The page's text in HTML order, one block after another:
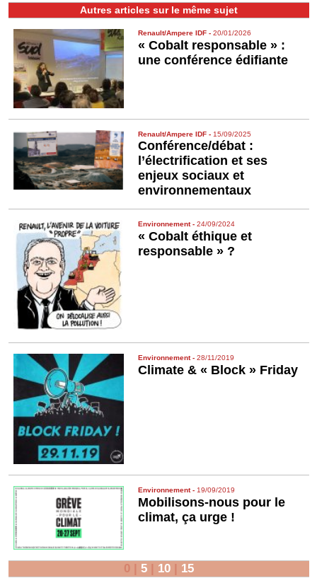
Autres articles sur le même sujet
Renault/Ampere IDF -20/01/2026
« Cobalt responsable » :
une conférence édifiante
Renault/Ampere IDF - 15/09/2025
Conférence/débat :
l’électrification et ses
enjeux sociaux et
environnementaux
Environ­nement-24/09/2024
« Cobalt éthique et
responsable » ?
Environ­nement-28/11/2019
Climate & « Block » Friday
Environ­nement- 19/09/2019
Mobilisons-nous pour le
climat, ça urge !
0| 5| 10| 15